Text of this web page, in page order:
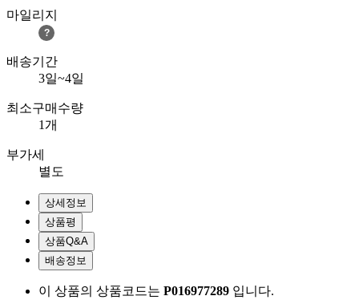
마일리지
?
배송기간
3일~4일
최소구매수량
1개
부가세
별도
상세정보
상품평
상품Q&A
배송정보
이 상품의 상품코드는 P016977289 입니다.